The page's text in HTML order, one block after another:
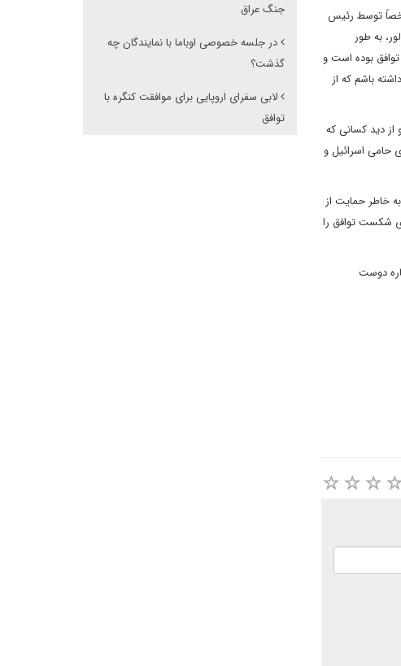
شخصاً توسط رئیس
به طور
صورت گرفته است، 10 برابر تماس های موافق توافق بوده است و
باشم که از
شد و از دید کسانی که
حامی اسرائیل و
خاطر حمایت از
شکست توافق را
دوست
جنگ عراق
در جلسه خصوصی اوباما با نمایندگان چه
گذشت؟
لابی سفرای اروپایی برای موافقت کنگره با
توافق